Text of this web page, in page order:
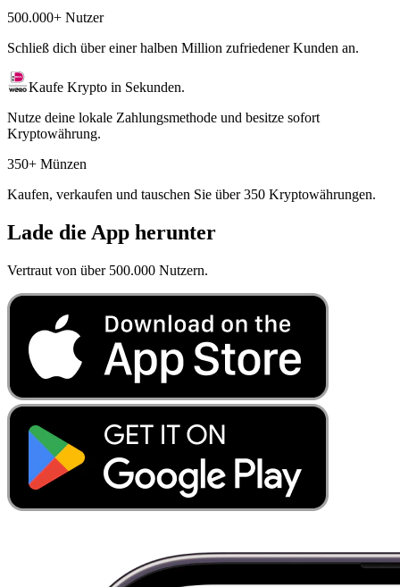
500.000+ Nutzer
Schließ dich über einer halben Million zufriedener Kunden an.
Kaufe Krypto in Sekunden.
Nutze deine lokale Zahlungsmethode und besitze sofort
Kryptowährung.
350+ Münzen
Kaufen, verkaufen und tauschen Sie über 350 Kryptowährungen.
Lade die App herunter
Vertraut von über 500.000 Nutzern.